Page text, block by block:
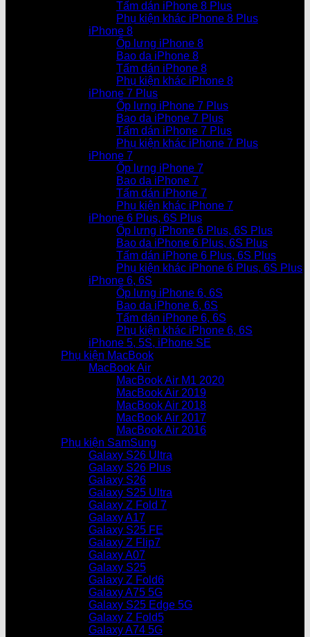
Tấm dán iPhone 8 Plus
Phụ kiện khác iPhone 8 Plus
iPhone 8
Ốp lưng iPhone 8
Bao da iPhone 8
Tấm dán iPhone 8
Phụ kiện khác iPhone 8
iPhone 7 Plus
Ốp lưng iPhone 7 Plus
Bao da iPhone 7 Plus
Tấm dán iPhone 7 Plus
Phụ kiện khác iPhone 7 Plus
iPhone 7
Ốp lưng iPhone 7
Bao da iPhone 7
Tấm dán iPhone 7
Phụ kiện khác iPhone 7
iPhone 6 Plus, 6S Plus
Ốp lưng iPhone 6 Plus, 6S Plus
Bao da iPhone 6 Plus, 6S Plus
Tấm dán iPhone 6 Plus, 6S Plus
Phụ kiện khác iPhone 6 Plus, 6S Plus
iPhone 6, 6S
Ốp lưng iPhone 6, 6S
Bao da iPhone 6, 6S
Tấm dán iPhone 6, 6S
Phụ kiện khác iPhone 6, 6S
iPhone 5, 5S, iPhone SE
Phụ kiện MacBook
MacBook Air
MacBook Air M1 2020
MacBook Air 2019
MacBook Air 2018
MacBook Air 2017
MacBook Air 2016
Phụ kiện SamSung
Galaxy S26 Ultra
Galaxy S26 Plus
Galaxy S26
Galaxy S25 Ultra
Galaxy Z Fold 7
Galaxy A17
Galaxy S25 FE
Galaxy Z Flip7
Galaxy A07
Galaxy S25
Galaxy Z Fold6
Galaxy A75 5G
Galaxy S25 Edge 5G
Galaxy Z Fold5
Galaxy A74 5G